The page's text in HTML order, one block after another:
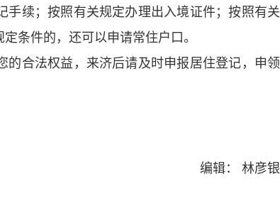
续；按照有关规定办理出入境证件；按照有关
条件的，还可以申请常住户口。
合法权益，来济后请及时申报居住登记，申领
编辑： 林彦银